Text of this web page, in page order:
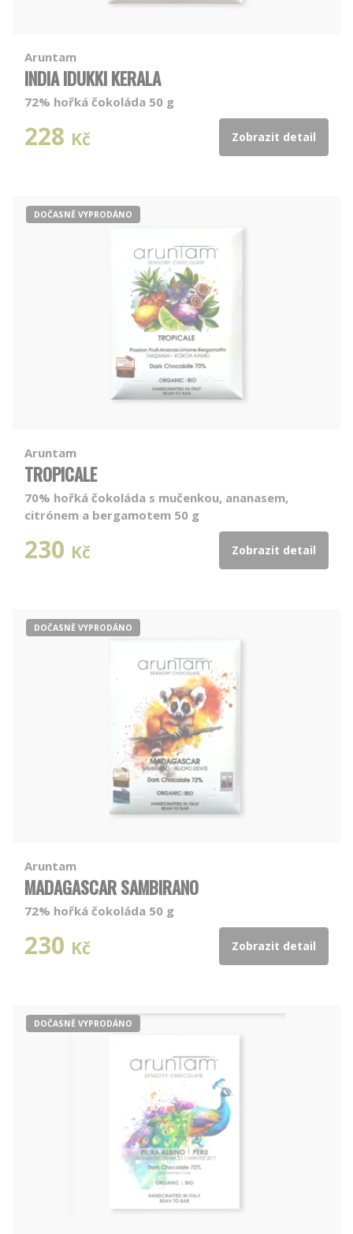
Aruntam
INDIA IDUKKI KERALA
72% hořká čokoláda 50 g
228 Kč Zobrazit detail
DOČASNĚ VYPRODÁNO
Aruntam
TROPICALE
70% hořká čokoláda s mučenkou, ananasem,
citrónem a bergamotem 50 g
230 Kč Zobrazit detail
DOČASNĚ VYPRODÁNO
Aruntam
MADAGASCAR SAMBIRANO
72% hořká čokoláda 50 g
230 Kč Zobrazit detail
DOČASNĚ VYPRODÁNO